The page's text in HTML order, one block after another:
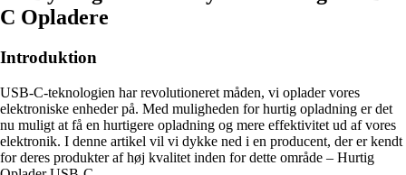
C Opladere
Introduktion
USB-C-teknologien har revolutioneret måden, vi oplader vores
elektroniske enheder på. Med muligheden for hurtig opladning er det
nu muligt at få en hurtigere opladning og mere effektivitet ud af vores
elektronik. I denne artikel vil vi dykke ned i en producent, der er kendt
for deres produkter af høj kvalitet inden for dette område – Hurtig